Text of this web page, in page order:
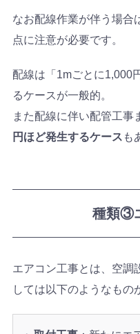
なお配線作業が伴う場合
点に注意が必要です。
配線は「1mごとに1,000
るケースが一般的。
また配線に伴い配管工事
円ほど発生するケース も
種類③
エアコン工事とは、空調
しては以下のようなもの